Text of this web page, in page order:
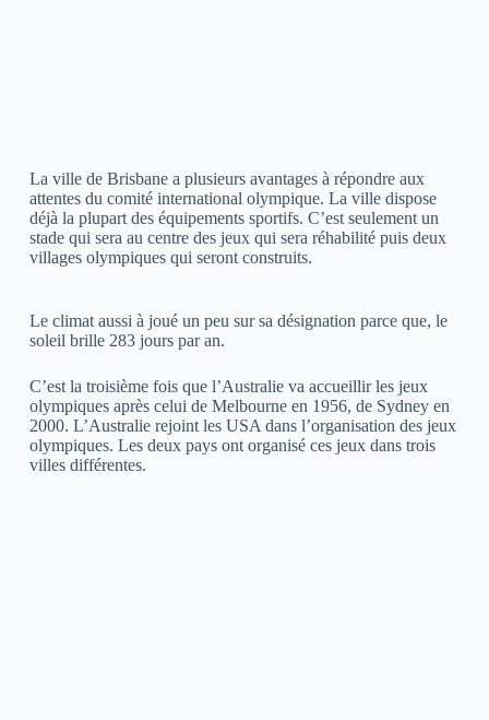
La ville de Brisbane a plusieurs avantages à répondre aux
attentes du comité international olympique. La ville dispose
déjà la plupart des équipements sportifs. C’est seulement un
stade qui sera au centre des jeux qui sera réhabilité puis deux
villages olympiques qui seront construits.
Le climat aussi à joué un peu sur sa désignation parce que, le
soleil brille 283 jours par an.
C’est la troisième fois que l’Australie va accueillir les jeux
olympiques après celui de Melbourne en 1956, de Sydney en
2000. L’Australie rejoint les USA dans l’organisation des jeux
olympiques. Les deux pays ont organisé ces jeux dans trois
villes différentes.